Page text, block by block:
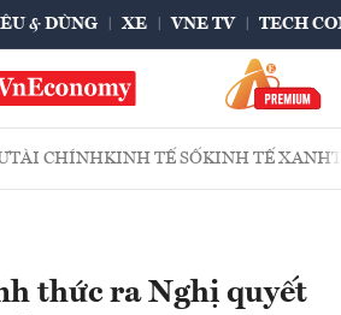
& DÙNG XE VNE TV TECH
TÀI CHÍNHKINH TẾ SỐKINH TẾ XANH
thức ra Nghị quyết